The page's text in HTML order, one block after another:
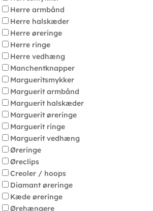
Herre armbånd
Herre halskæder
Herre øreringe
Herre ringe
Herre vedhæng
Manchentknapper
Margueritsmykker
Marguerit armbånd
Marguerit halskæder
Marguerit øreringe
Marguerit ringe
Marguerit vedhæng
Øreringe
Øreclips
Creoler / hoops
Diamant øreringe
Kæde øreringe
Ørehængere